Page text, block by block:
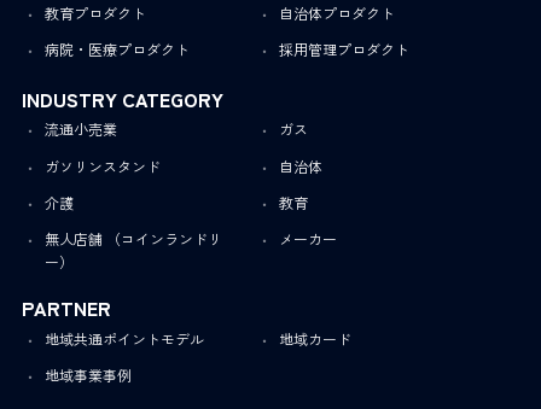
教育プロダクト
自治体プロダクト
病院・医療プロダクト
採用管理プロダクト
INDUSTRY CATEGORY
流通小売業
ガス
ガソリンスタンド
自治体
介護
教育
無人店舗 （コインランドリ
ー）
メーカー
PARTNER
地域共通ポイントモデル
地域カード
地域事業事例